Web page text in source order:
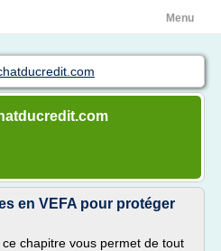
Menu
en VEFA pour protéger
chapitre vous permet de tout